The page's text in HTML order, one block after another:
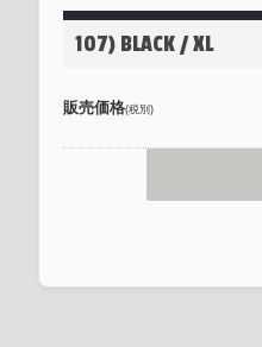
107) BLACK / XL
販売価格(税別)